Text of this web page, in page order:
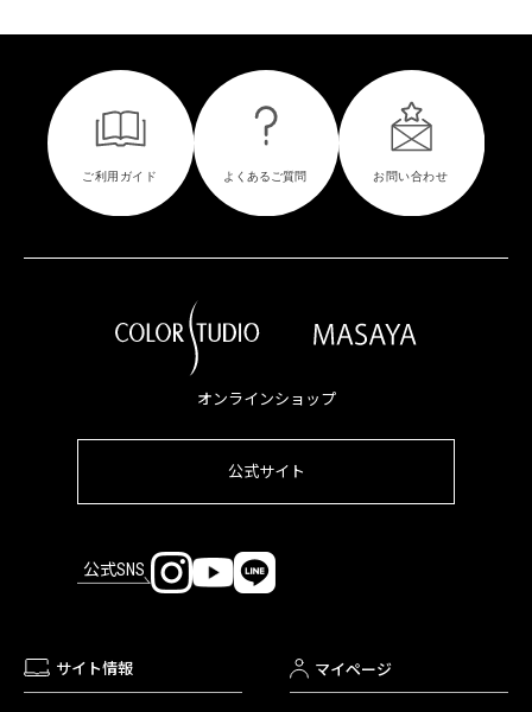
オンラインショップ
公式サイト
公式SNS
サイト情報 マイページ